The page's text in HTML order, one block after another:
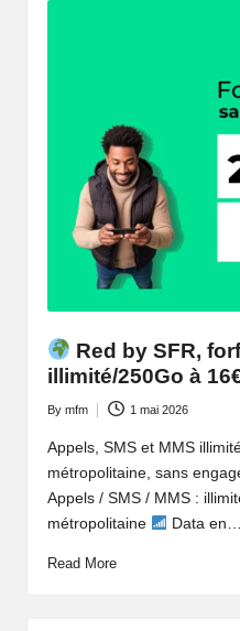
Red by SFR,
illimité/250Go à
Posted
by
By mfm 1 mai 2026
Appels, SMS et MMS
métropolitaine, sans
Appels / SMS / MMS :
métropolitaine
Data en…
Read More